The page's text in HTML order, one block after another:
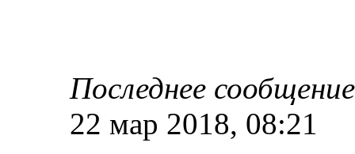
Последнее сообщение
22 мар 2018, 08:21